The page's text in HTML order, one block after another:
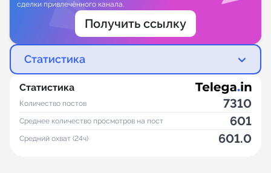
сделки привлечённого канала.
Получить ссылку
Статистика
Статистика
Количество постов 7310
Среднее количество просмотров на пост 601
Средний охват (24ч) 601.0